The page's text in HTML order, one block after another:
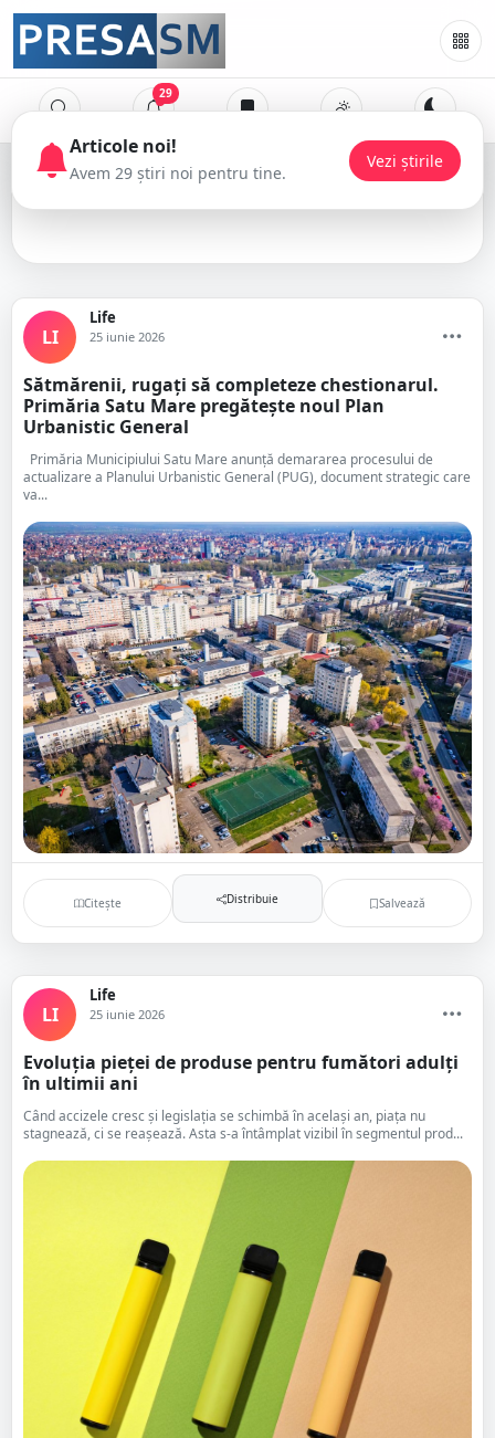
29
Life
LI
Life
25 iunie 2026
Sătmărenii, rugați să completeze chestionarul.
Primăria Satu Mare pregătește noul Plan
Urbanistic General
Primăria Municipiului Satu Mare anunță demararea procesului de
actualizare a Planului Urbanistic General (PUG), document strategic care
va...
Citește Distribuie Salvează
LI
Life
25 iunie 2026
Evoluția pieței de produse pentru fumători adulți
în ultimii ani
Când accizele cresc și legislația se schimbă în același an, piața nu
stagnează, ci se reașează. Asta s-a întâmplat vizibil în segmentul prod...